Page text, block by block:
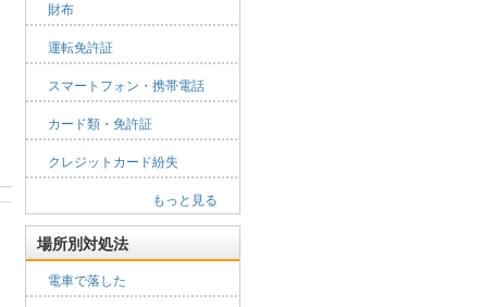
財布
運転免許証
スマートフォン・携帯電話
カード類・免許証
クレジットカード紛失
もっと見る
場所別対処法
電車で落した